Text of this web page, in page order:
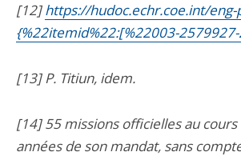
[12]https://hudoc.echr.coe.int/eng-
{%22itemid%22:[%22003-
[13] P. Titiun, idem.
[14] 55 missions officielles au
années de son mandat, sans